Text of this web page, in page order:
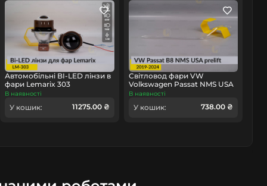
Автомобільні BI-LED лінзи в
фари Lemarix 303
В наявності
У кошик: 11275.00 ₴
Світловод фари VW
Volkswagen Passat NMS USA
(2019-2024) дорест лівий
В наявності
У кошик: 738.00 ₴